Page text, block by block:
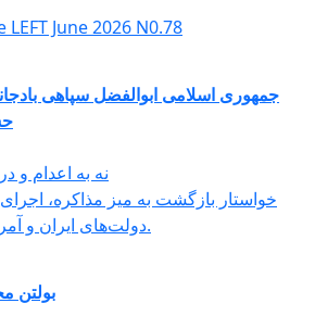
June 2026 N0.78
جمهوری اسلامی ابوالفضل سپاهی
نه به اعدام و
خواستار بازگشت به میز مذاکره،
دولت‌های ایران و آمریکا و پایان جنگ هستیم.
بولتن